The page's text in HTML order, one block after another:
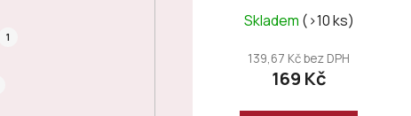
1
Skladem (>10 ks)
139,67 Kč bez DPH
169 Kč